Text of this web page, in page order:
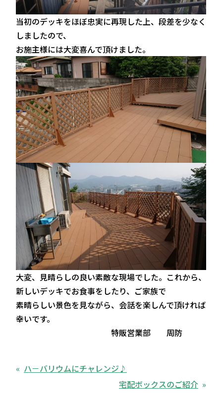
当初のデッキをほぼ忠実に再現した上、段差を少なく
しましたので、
お施主様には大変喜んで頂けました。
大変、見晴らしの良い素敵な現場でした。これから、
新しいデッキでお食事をしたり、ご家族で
素晴らしい景色を見ながら、会話を楽しんで頂ければ
幸いです。
特販営業部 周防
ハ－バリウムにチャレンジ♪
宅配ボックスのご紹介